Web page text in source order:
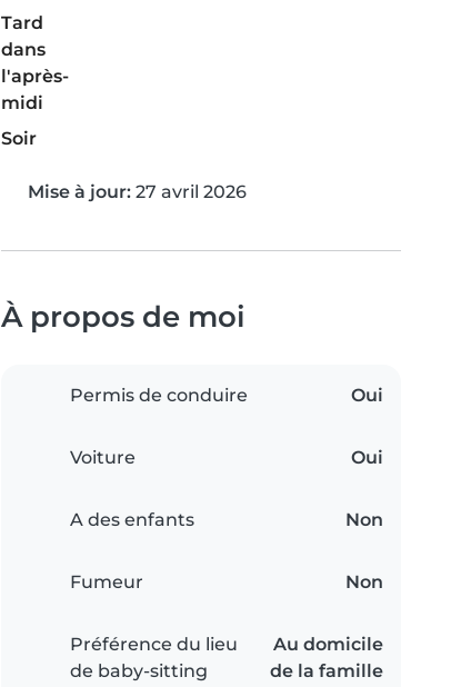
Tard
dans
l'après-
midi
Soir
Mise à jour: 27 avril 2026
À propos de moi
Permis de conduire Oui
Voiture Oui
A des enfants Non
Fumeur Non
Préférence du lieu
de baby-sitting
Au domicile
de la famille